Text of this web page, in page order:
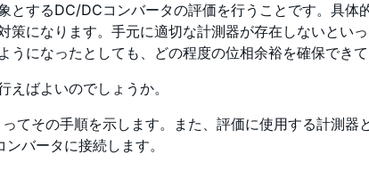
とするDC/DCコンバータの評価を行うことです。具
になります。手元に適切な計測器が存在しないとい
になったとしても、どの程度の位相余裕を確保でき
ばよいのでしょうか。
てその手順を示します。また、評価に使用する計測
バータに接続します。